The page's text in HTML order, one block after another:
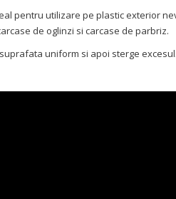
pentru utilizare pe plastic exterior
de oglinzi si carcase de parbriz.
uniform si apoi sterge excesul.